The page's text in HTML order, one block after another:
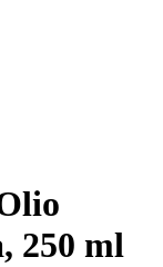
250 ml